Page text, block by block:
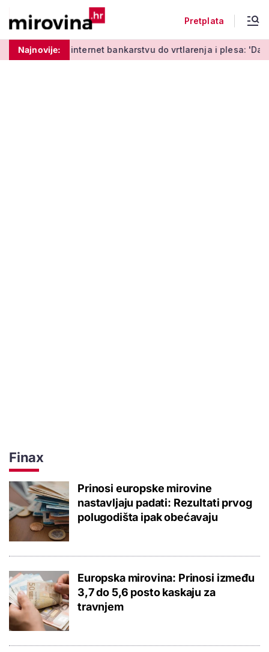
Pretplata
Najnovije:
učenja o internet bankarstvu do vrtlarenja i plesa: 'Da starije
Finax
Prinosi europske mirovine
nastavljaju padati: Rezultati prvog
polugodišta ipak obećavaju
Europska mirovina: Prinosi između
3,7 do 5,6 posto kaskaju za
travnjem